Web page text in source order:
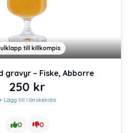
till killkompis
gravyr – Fiske, Abborre
250 kr
Lägg till i önskelista
0 0